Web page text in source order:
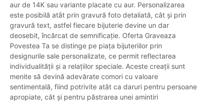
aur de 14K sau variante placate cu aur. Personalizarea
este posibilă atât prin gravură foto detaliată, cât și prin
gravură text, astfel fiecare bijuterie devine un dar
deosebit, încărcat de semnificație. Oferta Graveaza
Povestea Ta se distinge pe piața bijuteriilor prin
designurile sale personalizate, ce permit reflectarea
individualității și a relațiilor speciale. Aceste creații sunt
menite să devină adevărate comori cu valoare
sentimentală, fiind potrivite atât ca daruri pentru persoane
apropiate, cât și pentru păstrarea unei amintiri